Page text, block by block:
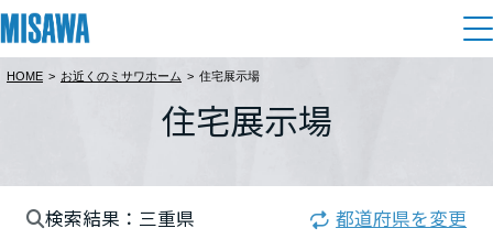
住まい
商品ラインアップ
個人のお客さま
HOME > お近くのミサワホーム > 住宅展示場
住宅展示場
検索結果：三重県 都道府県を変更
都道府県を選択